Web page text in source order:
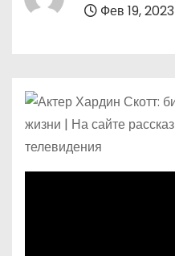
Фев 19, 2023